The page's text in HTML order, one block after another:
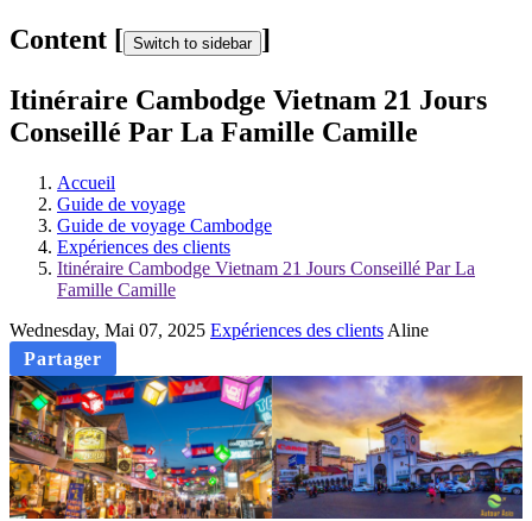
Content [ Switch to sidebar ]
Itinéraire Cambodge Vietnam 21 Jours
Conseillé Par La Famille Camille
Accueil
Guide de voyage
Guide de voyage Cambodge
Expériences des clients
Itinéraire Cambodge Vietnam 21 Jours Conseillé Par La
Famille Camille
Wednesday, Mai 07, 2025 Expériences des clients Aline
Partager